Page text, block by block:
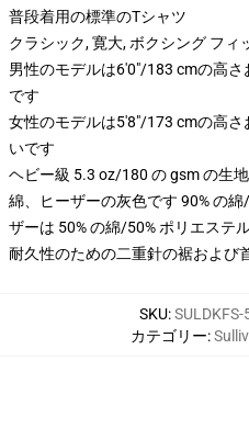
普段着用の標準のTシャツ
クラシック, 寛大, ボクシング フィ
男性のモデルは6'0"/183 cmの高
です
女性のモデルは5'8"/173 cmの高
いです
ヘビー級 5.3 oz/180 の gsm の生
綿、ヒーザーの灰色です 90% の
ザーは 50% の綿/50% ポリエステ
耐久性のための二重針の裾および
SKU:SULDKFS-
カテゴリー: